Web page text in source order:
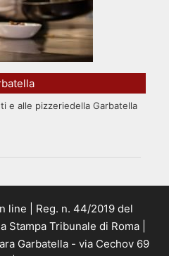
e alle pizzeriedella Garbatella
line | Reg. n. 44/2019 del
Tribunale di Roma |
Garbatella - via Cechov 69